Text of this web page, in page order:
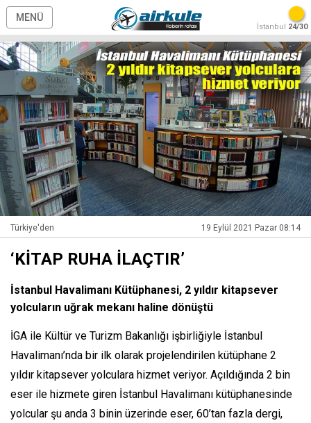
MENÜ
İstanbul 24/30
Türkiye'den 19 Eylül 2021 Pazar 08:14
‘KİTAP RUHA İLAÇTIR’
İstanbul Havalimanı Kütüphanesi, 2 yıldır kitapsever
yolcuların uğrak mekanı haline dönüştü
İGA ile Kültür ve Turizm Bakanlığı işbirliğiyle İstanbul
Havalimanı’nda bir ilk olarak projelendirilen kütüphane 2
yıldır kitapsever yolculara hizmet veriyor. Açıldığında 2 bin
eser ile hizmete giren İstanbul Havalimanı kütüphanesinde
yolcular şu anda 3 binin üzerinde eser, 60’tan fazla dergi,